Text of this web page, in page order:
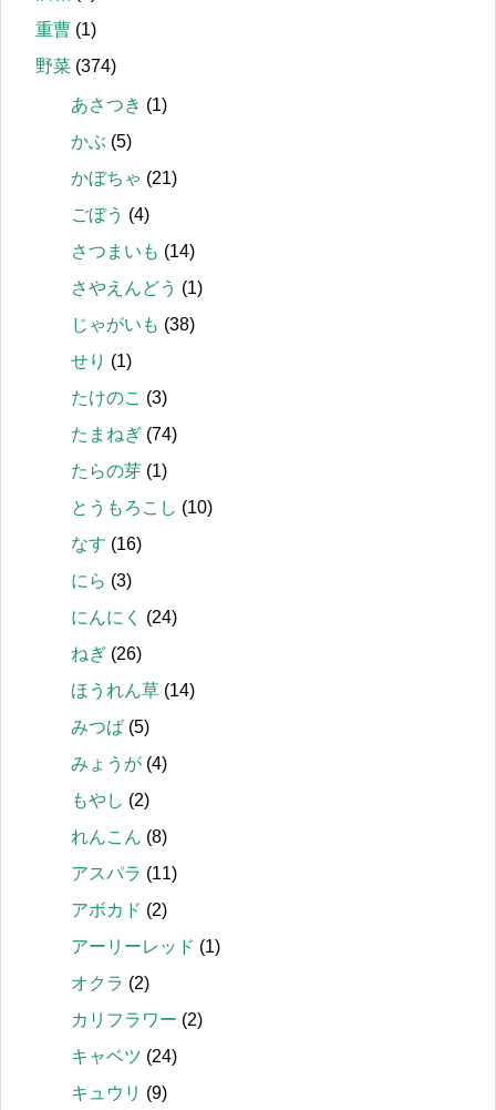
重曹 (1)
野菜 (374)
あさつき (1)
かぶ (5)
かぼちゃ (21)
ごぼう (4)
さつまいも (14)
さやえんどう (1)
じゃがいも (38)
せり (1)
たけのこ (3)
たまねぎ (74)
たらの芽 (1)
とうもろこし (10)
なす (16)
にら (3)
にんにく
(24)
ねぎ (26)
ほうれん草 (14)
みつば (5)
みょうが (4)
もやし (2)
れんこん (8)
アスパラ (11)
アボカド (2)
アーリーレッド (1)
オクラ (2)
カリフラワー (2)
キャベツ (24)
キュウリ (9)